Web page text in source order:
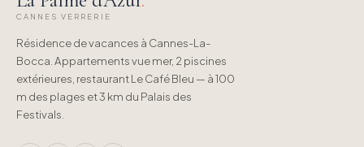
CANNES VERRERIE
Résidence de vacances à Cannes-La-
Bocca. Appartements vue mer, 2 piscines
extérieures, restaurant Le Café Bleu — à 100
m des plages et 3 km du Palais des
Festivals.